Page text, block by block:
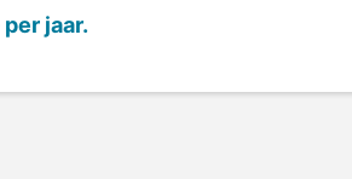
per jaar.